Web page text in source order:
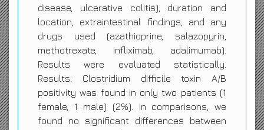
disease, ulcerative colitis), duration and
location, extraintestinal findings, and any
drugs used (azathioprine, salazopyrin,
methotrexate, infliximab, adalimumab).
Results were evaluated statistically.
Results: Clostridium difficile toxin A/B
positivity was found in only two patients (1
female, 1 male) (2%). In comparisons, we
found no significant differences between